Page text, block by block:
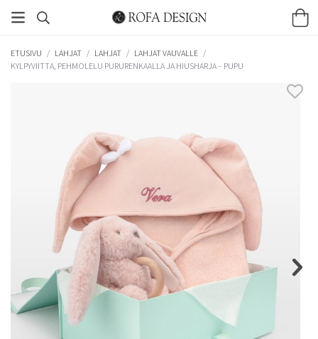
ETUSIVU / LAHJAT / LAHJAT / LAHJAT VAUVALLE /
KYLPYVIITTA, PEHMOLELU PURURENKAALLA JA HIUSHARJA – PUPU